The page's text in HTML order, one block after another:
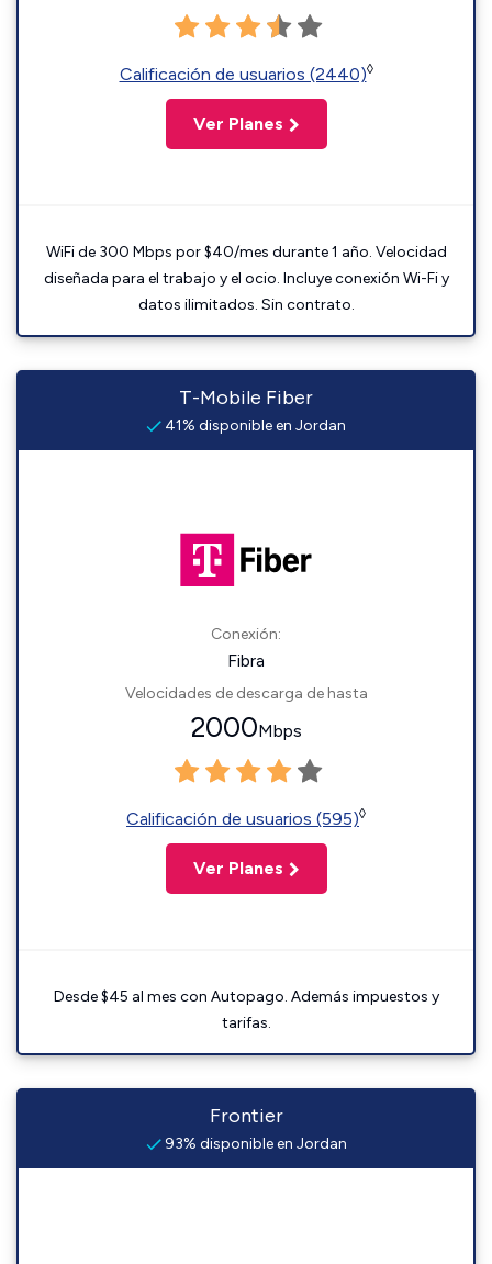
Calificación de usuarios (2440)◊
Ver Planes
WiFi de 300 Mbps por $40/mes durante 1 año. Velocidad
diseñada para el trabajo y el ocio. Incluye conexión Wi-Fi y
datos ilimitados. Sin contrato.
T-Mobile Fiber
41% disponible en Jordan
Conexión:
Fibra
Velocidades de descarga de hasta
2000Mbps
Calificación de usuarios (595)◊
Ver Planes
Desde $45 al mes con Autopago. Además impuestos y
tarifas.
Frontier
93% disponible en Jordan